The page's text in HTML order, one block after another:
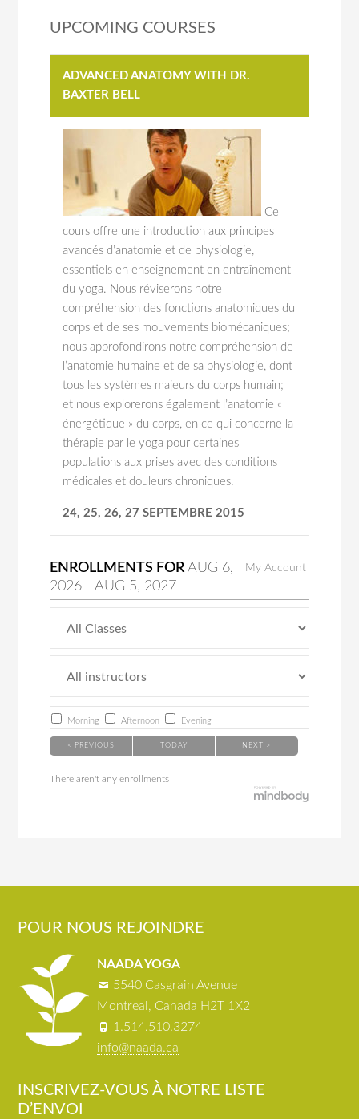
UPCOMING COURSES
ADVANCED ANATOMY WITH DR.
BAXTER BELL
Ce
cours offre une introduction aux principes
avancés d’anatomie et de physiologie,
essentiels en enseignement en entraînement
du yoga. Nous réviserons notre
compréhension des fonctions anatomiques du
corps et de ses mouvements biomécaniques;
nous approfondirons notre compréhension de
l’anatomie humaine et de sa physiologie, dont
tous les systèmes majeurs du corps humain;
et nous explorerons également l’anatomie «
énergétique » du corps, en ce qui concerne la
thérapie par le yoga pour certaines
populations aux prises avec des conditions
médicales et douleurs chroniques.
24, 25, 26, 27 SEPTEMBRE 2015
My Account
ENROLLMENTS FORAUG 6,
2026 -AUG 5, 2027
Morning Afternoon Evening
< PREVIOUS TODAY NEXT >
There aren't any enrollments
POUR NOUS REJOINDRE
NAADA YOGA
5540 Casgrain Avenue
Montreal, Canada H2T 1X2
1.514.510.3274
info@naada.ca
INSCRIVEZ-VOUS À NOTRE LISTE
D’ENVOI